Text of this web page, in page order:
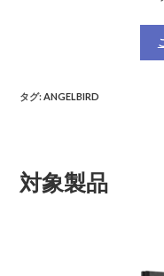
タグ:ANGELBIRD
対象製品